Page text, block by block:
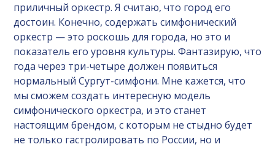
приличный оркестр. Я считаю, что город его
достоин. Конечно, содержать симфонический
оркестр — это роскошь для города, но это и
показатель его уровня культуры. Фантазирую, что
года через три-четыре должен появиться
нормальный Сургут-симфони. Мне кажется, что
мы сможем создать интересную модель
симфонического оркестра, и это станет
настоящим брендом, с которым не стыдно будет
не только гастролировать по России, но и